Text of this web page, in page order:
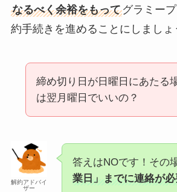
なるべく余裕をもってグラミー
約手続きを進めることにしましょ
締め切り日が日曜日にあたる
は翌月曜日でいいの？
解約アドバイ
ザー
答えはNOです！その
業日」までに連絡が